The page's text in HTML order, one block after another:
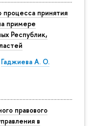
принятия
примере
Республик,
Гаджиева А. О.
правового
в